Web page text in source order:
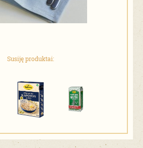
Susiję produktai: